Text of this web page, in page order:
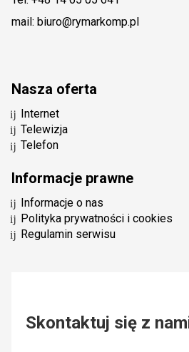
mail: biuro@rymarkomp.pl
Nasza oferta
Internet
Telewizja
Telefon
Informacje prawne
Informacje o nas
Polityka prywatności i cookies
Regulamin serwisu
Skontaktuj się z